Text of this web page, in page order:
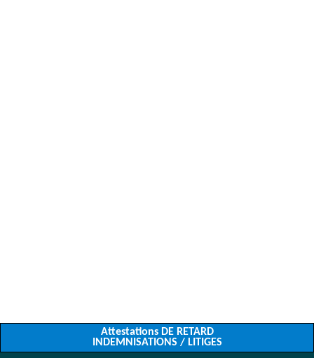
Attestations DE RETARD
INDEMNISATIONS / LITIGES